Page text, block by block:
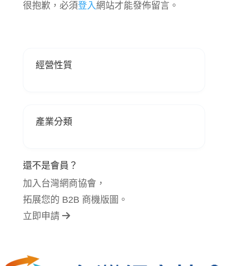
很抱歉，必須登入網站才能發佈留言。
經營性質
產業分類
還不是會員？
加入台灣網商協會，
拓展您的 B2B 商機版圖。
立即申請